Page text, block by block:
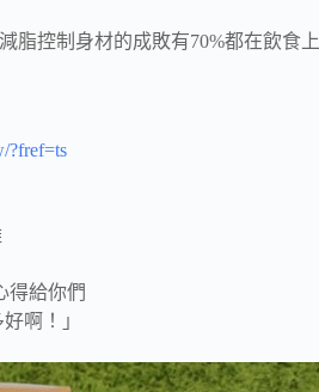
脂控制身材的成敗有70%都在飲食上
?fref=ts
得給你們
啊！」